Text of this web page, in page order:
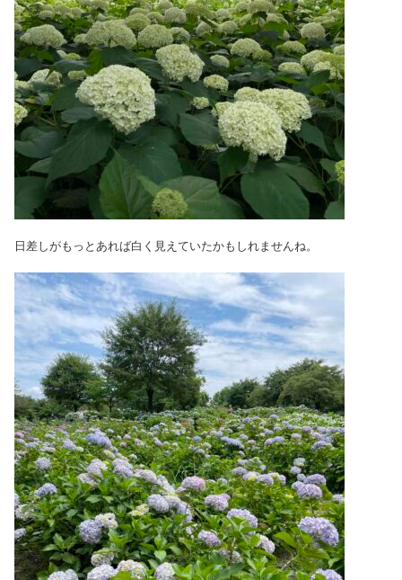
日差しがもっとあれば白く見えていたかもしれませんね。